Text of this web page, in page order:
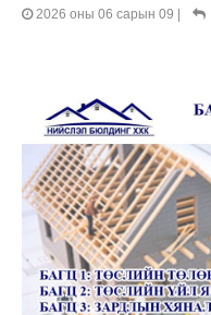
2026 оны 06 сарын 09